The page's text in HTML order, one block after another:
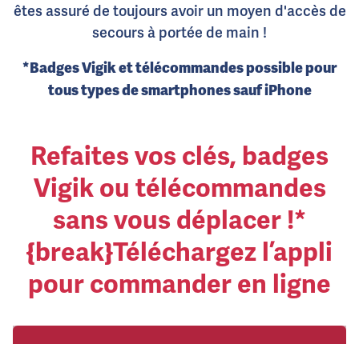
êtes assuré de toujours avoir un moyen d'accès de
secours à portée de main !
*Badges Vigik et télécommandes possible pour
tous types de smartphones sauf iPhone
Refaites vos clés, badges
Vigik ou télécommandes
sans vous déplacer !*
{break}Téléchargez l’appli
pour commander en ligne